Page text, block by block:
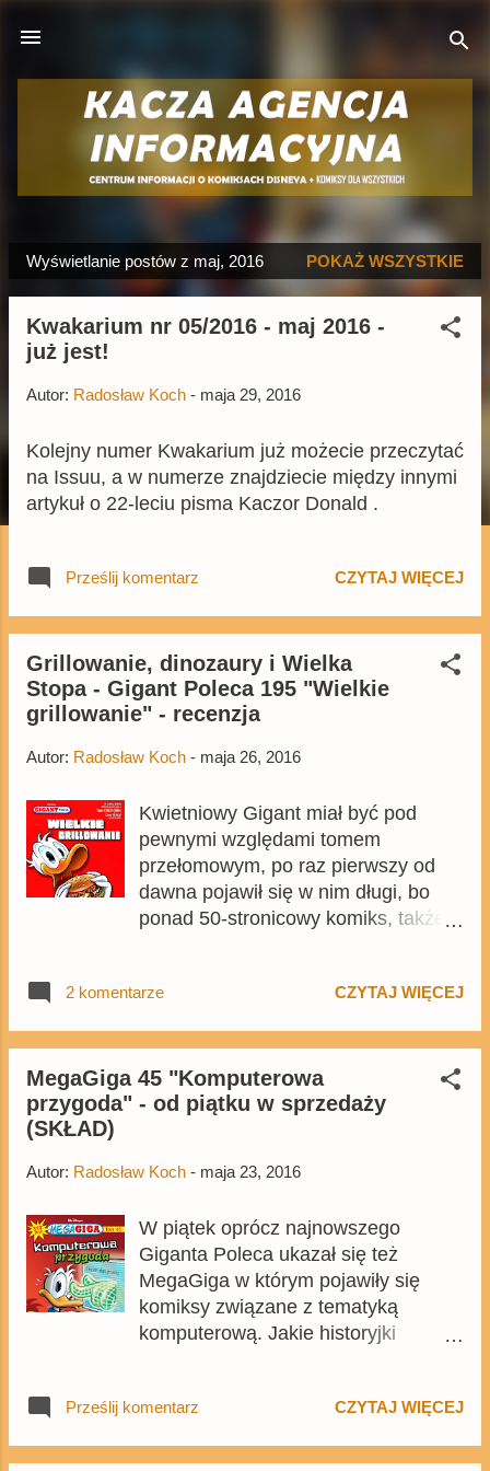
o
Wyświetlanie postów z maj, 2016 POKAŻ WSZYSTKIE
Kwakarium nr 05/2016 - maj 2016 -
już jest!
Autor: Radosław Koch - maja 29, 2016
Kolejny numer Kwakarium już możecie przeczytać
na Issuu, a w numerze znajdziecie między innymi
artykuł o 22-leciu pisma Kaczor Donald .
Prześlij komentarz CZYTAJ WIĘCEJ
Grillowanie, dinozaury i Wielka
Stopa - Gigant Poleca 195 "Wielkie
grillowanie" - recenzja
Autor: Radosław Koch - maja 26, 2016
Kwietniowy Gigant miał być pod
pewnymi względami tomem
przełomowym, po raz pierwszy od
dawna pojawił się w nim długi, bo
ponad 50-stronicowy komiks, także
zmianami, ale czy spowodowało to
2 komentarze CZYTAJ WIĘCEJ
MegaGiga 45 "Komputerowa
przygoda" - od piątku w sprzedaży
(SKŁAD)
Autor: Radosław Koch - maja 23, 2016
W piątek oprócz najnowszego
Giganta Poleca ukazał się też
MegaGiga w którym pojawiły się
komiksy związane z tematyką
komputerową. Jakie historyjki
strony - komiks był już w KG 1999-
Superkomputer - 30 stron - Wygraj z
Prześlij komentarz CZYTAJ WIĘCEJ